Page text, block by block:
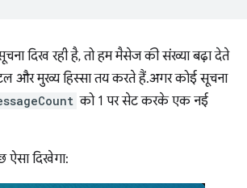
दिख रही है, तो हम मैसेज की संख्या बढ़ा देते
और मुख्य हिस्सा तय करते हैं. अगर कोई सूचना
को 1 पर सेट करके एक नई
दिखेगा: